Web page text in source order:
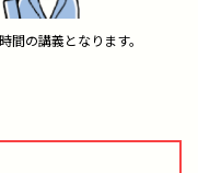
間の講義となります。